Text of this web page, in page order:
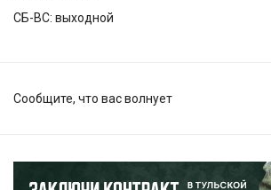
СБ-ВС: выходной
Сообщите, что вас волнует